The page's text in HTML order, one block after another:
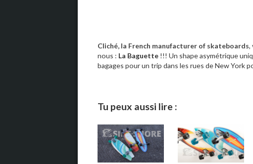
Cliché, la French manufacturer of skateboards,
nous : La Baguette !!! Un shape asymétrique
bagages pour un trip dans les rues de New York
Tu peux aussi lire :